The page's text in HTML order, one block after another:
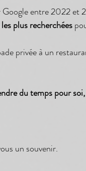
Google entre 2022 et
plus recherchées
privée à un
du temps pour
un souvenir.